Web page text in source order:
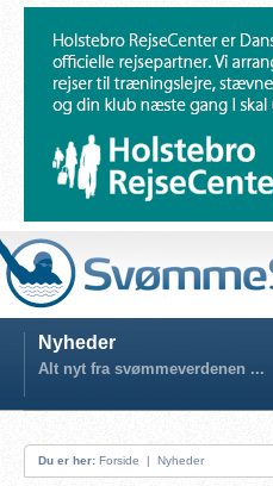
Nyheder
Alt nyt fra svømmeverdenen ...
Du er her: Forside | Nyheder